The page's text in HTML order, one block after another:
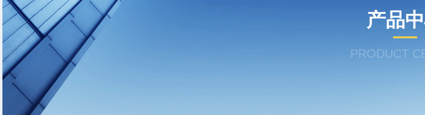
产品
PRODUCT